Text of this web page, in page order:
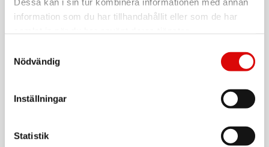
information som du har tillhandahållit eller som de har
Nödvändig
Inställningar
Statistik
Ladda upp inför hösten med ett handplockat sortiment av
produkter utvalda för säsongens efterfrågan och